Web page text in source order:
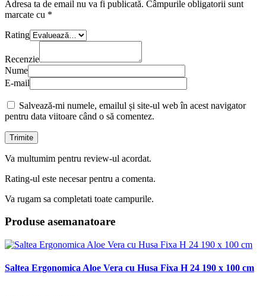
Adresa ta de email nu va fi publicată. Câmpurile obligatorii sunt
marcate cu *
Rating
Recenzie
Nume
E-mail
Salvează-mi numele, emailul și site-ul web în acest navigator
pentru data viitoare când o să comentez.
Va multumim pentru review-ul acordat.
Rating-ul este necesar pentru a comenta.
Va rugam sa completati toate campurile.
Produse asemanatoare
Saltea Ergonomica Aloe Vera cu Husa Fixa H 24 190 x 100 cm